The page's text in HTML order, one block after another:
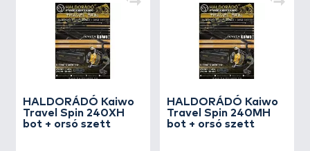
HALDORÁDÓ Kaiwo
Travel Spin 240XH
bot + orsó szett
HALDORÁDÓ Kaiwo
Travel Spin 240MH
bot + orsó szett